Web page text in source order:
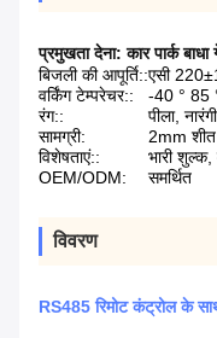
प्रमुखता देना:कार पार्क बाधा
बिजली की आपूर्ति::एसी
वर्किंग टेम्परेचर::
-40 ° 85
रंग::
पीला,
सामग्री:
2mm शीत
विशेषताएं::
भारी
OEM/ODM:
समर्थित
विवरण
RS485 रिमोट कंट्रोल के